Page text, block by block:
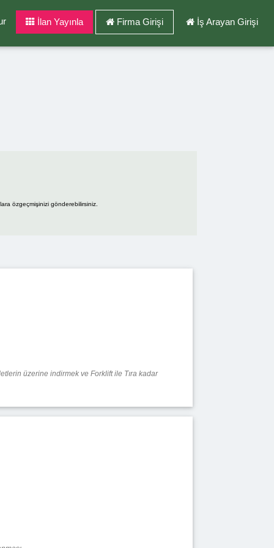
İlan Yayınla Firma Girişi İş Arayan Girişi
özgeçmişinizi gönderebilirsiniz.
üzerine indirmek ve Forklift ile Tıra kadar